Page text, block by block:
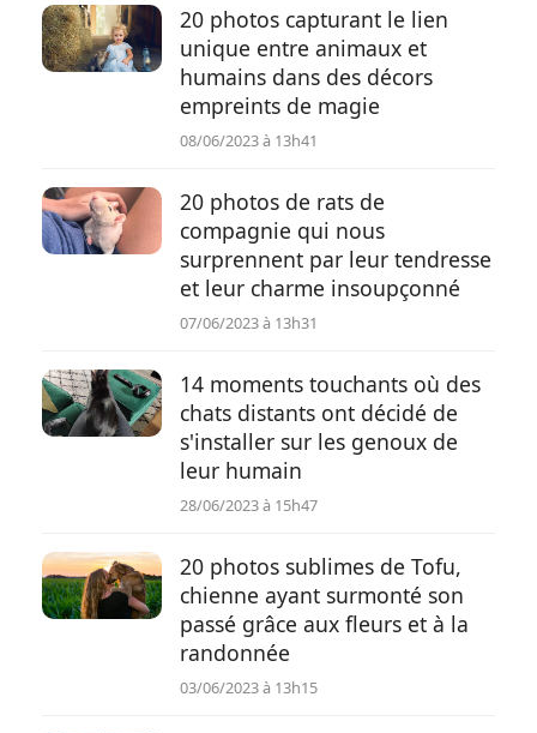
20 photos capturant le lien
unique entre animaux et
humains dans des décors
empreints de magie
08/06/2023 à 13h41
20 photos de rats de
compagnie qui nous
surprennent par leur tendresse
et leur charme insoupçonné
07/06/2023 à 13h31
14 moments touchants où des
chats distants ont décidé de
s'installer sur les genoux de
leur humain
28/06/2023 à 15h47
20 photos sublimes de Tofu,
chienne ayant surmonté son
passé grâce aux fleurs et à la
randonnée
03/06/2023 à 13h15